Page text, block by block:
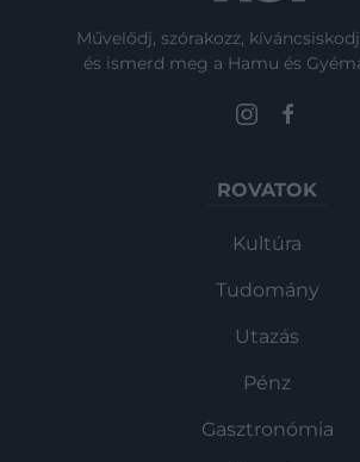
Művelődj, szórakozz,
és ismerd meg a Hamu és
ROVATOK
Kultúra
Tudomány
Utazás
Pénz
Gasztronómia